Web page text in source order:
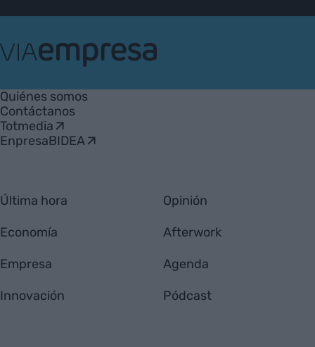
Empresa
Quiénes somos
Contáctanos
Totmedia
EnpresaBIDEA
Última hora
Economía
Empresa
Innovación
Opinión
Afterwork
Agenda
Pódcast